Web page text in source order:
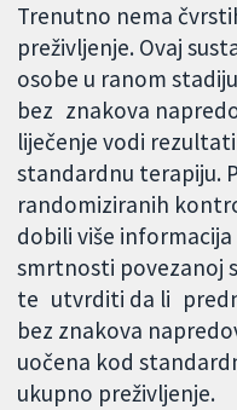
Trenutno nema
preživljenje. Ovaj
osobe u ranom
bez znakova
liječenje vodi
standardnu terapiju.
randomiziranih
dobili više
smrtnosti povezanoj
te utvrditi da li
bez znakova
uočena kod
ukupno preživljenje.